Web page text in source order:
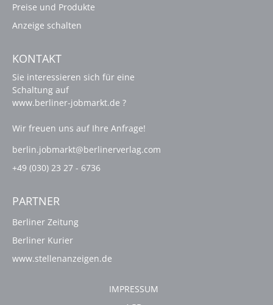
Preise und Produkte
Anzeige schalten
KONTAKT
Sie interessieren sich für eine
Schaltung auf
www.berliner-jobmarkt.de ?
Wir freuen uns auf Ihre Anfrage!
berlin.jobmarkt@berlinerverlag.com
+49 (030) 23 27 - 6736
PARTNER
Berliner Zeitung
Berliner Kurier
www.stellenanzeigen.de
IMPRESSUM